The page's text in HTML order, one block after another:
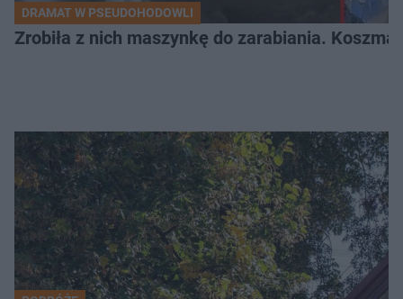
DRAMAT W PSEUDOHODOWLI
Zrobiła z nich maszynkę do zarabiania.